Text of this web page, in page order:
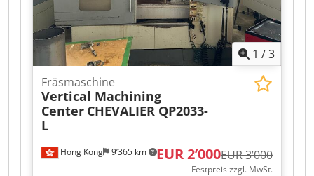
1 /3
Hong Kong 9’365 km
Fräsmaschine
Vertical Machining
Center CHEVALIER QP2033-
L
EUR 2’000EUR 3’000
Festpreis zzgl. MwSt.